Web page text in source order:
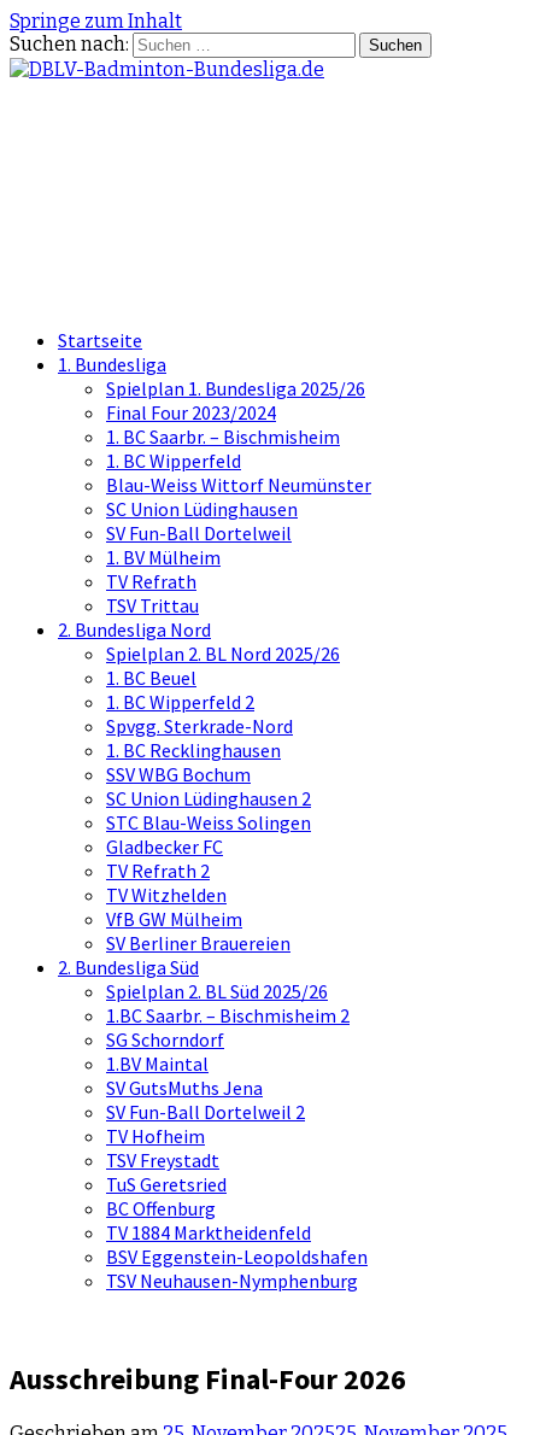
Springe zum Inhalt
Suchen nach:
Startseite
1. Bundesliga
Spielplan 1. Bundesliga 2025/26
Final Four 2023/2024
1. BC Saarbr. – Bischmisheim
1. BC Wipperfeld
Blau-Weiss Wittorf Neumünster
SC Union Lüdinghausen
SV Fun-Ball Dortelweil
1. BV Mülheim
TV Refrath
TSV Trittau
2. Bundesliga Nord
Spielplan 2. BL Nord 2025/26
1. BC Beuel
1. BC Wipperfeld 2
Spvgg. Sterkrade-Nord
1. BC Recklinghausen
SSV WBG Bochum
SC Union Lüdinghausen 2
STC Blau-Weiss Solingen
Gladbecker FC
TV Refrath 2
TV Witzhelden
VfB GW Mülheim
SV Berliner Brauereien
2. Bundesliga Süd
Spielplan 2. BL Süd 2025/26
1.BC Saarbr. – Bischmisheim 2
SG Schorndorf
1.BV Maintal
SV GutsMuths Jena
SV Fun-Ball Dortelweil 2
TV Hofheim
TSV Freystadt
TuS Geretsried
BC Offenburg
TV 1884 Marktheidenfeld
BSV Eggenstein-Leopoldshafen
TSV Neuhausen-Nymphenburg
Ausschreibung Final-Four 2026